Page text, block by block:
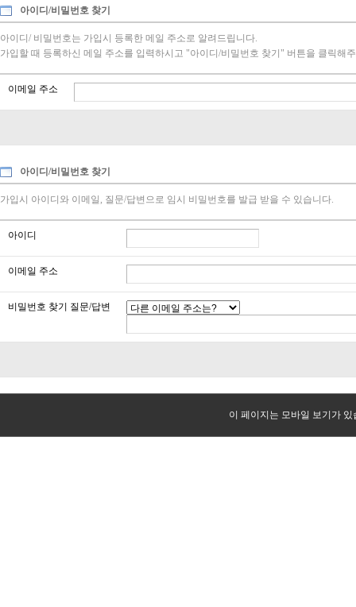
아이디/비밀번호 찾기
아이디/ 비밀번호는 가입시 등록한 메일 주소로 알려드립니다.
가입할 때 등록하신 메일 주소를 입력하시고 "아이디/비밀번호 찾기" 버튼을 클릭해
이메일 주소
아이디/비밀번호 찾기
가입시 아이디와 이메일, 질문/답변으로 임시 비밀번호를 발급 받을 수 있습니다.
아이디
이메일 주소
비밀번호 찾기 질문/답변
이 페이지는 모바일 보기가